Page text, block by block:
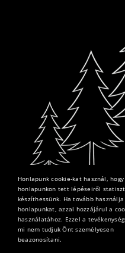
© 2025 – 2026 •
Honlapunk cookie-kat használ, hogy
honlapunkon tett lépéseiről
készíthessünk. Ha tovább használja
honlapunkat, azzal hozzájárul a
használatához. Ezzel a
mi nem tudjuk Önt személyesen
beazonosítani.